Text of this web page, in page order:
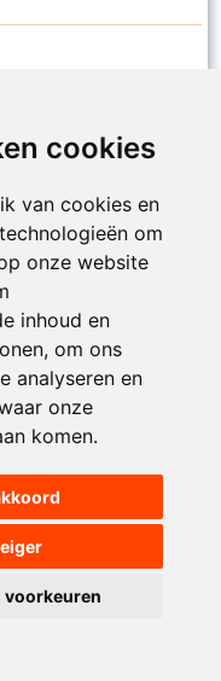
cookies
van cookies en
om
onze website
inhoud en
om ons
analyseren en
onze
komen.
2006